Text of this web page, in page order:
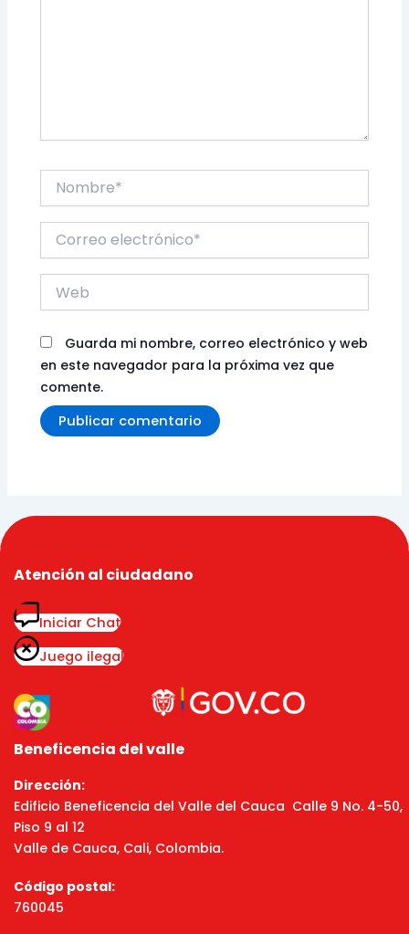
Nombre*
electrónico*
Guarda mi nombre, correo electrónico y web
en este navegador para la próxima vez que
comente.
Atención al ciudadano
Iniciar Chat
Juego ilegal
Beneficencia del valle
Dirección:
Edificio Beneficencia del Valle del Cauca Calle 9 No. 4-50,
Piso 9 al 12
Valle de Cauca, Cali, Colombia.
Código postal:
760045